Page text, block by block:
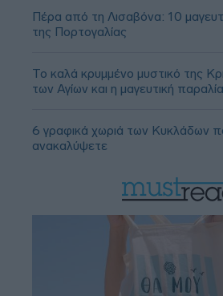
Πέρα από τη Λισαβόνα: 10
της Πορτογαλίας
Το καλά κρυμμένο μυστικό της
των Αγίων και η μαγευτική
6 γραφικά χωριά των Κυκλάδων
ανακαλύψετε